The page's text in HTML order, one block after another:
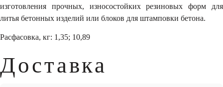
изготовления прочных, износостойких резиновых форм для
литья бетонных изделий или блоков для штамповки бетона.
Расфасовка, кг: 1,35; 10,89
Доставка